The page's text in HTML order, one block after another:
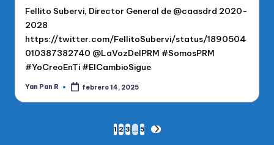
Fellito Subervi, Director General de @caasdrd 2020-
2028
https://twitter.com/FellitoSubervi/status/1890504
010387382740 @LaVozDelPRM #SomosPRM
#YoCreoEnTi #ElCambioSigue
Publicado
Yan Pan R febrero 14, 2025
Paginación1 2 3 … 5
SIGUIENTE